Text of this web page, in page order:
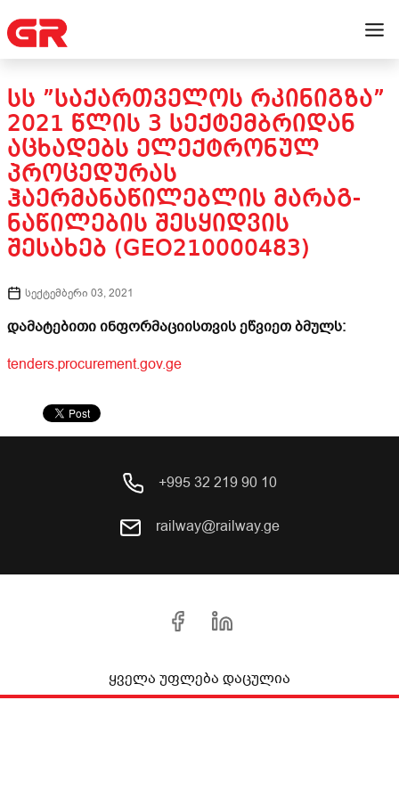
ᲡᲡ ”ᲡᲐᲥᲐᲠᲗᲕᲔᲚᲝᲡ ᲠᲙᲘᲜᲘᲒᲖᲐ”
2021 ᲬᲚᲘᲡ 3 ᲡᲔᲥᲢᲔᲛᲑᲠᲘᲓᲐᲜ
ᲐᲪᲮᲐᲓᲔᲑᲡ ᲔᲚᲔᲥᲢᲠᲝᲜᲣᲚ
ᲞᲠᲝᲪᲔᲓᲣᲠᲐᲡ
ᲰᲐᲔᲠᲛᲐᲜᲐᲬᲘᲚᲔᲑᲚᲘᲡ ᲛᲐᲠᲐᲒ-
ᲜᲐᲬᲘᲚᲔᲑᲘᲡ ᲨᲔᲡᲧᲘᲓᲕᲘᲡ
ᲨᲔᲡᲐᲮᲔᲑ (GEO210000483)
სექტემბერი 03, 2021
დამატებითი ინფორმაციისთვის ეწვიეთ ბმულს:
tenders.procurement.gov.ge
+995 32 219 90 10
railway@railway.ge
ყველა უფლება დაცულია